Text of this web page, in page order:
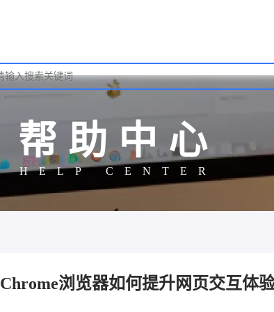
帮助中心
HELP CENTER
Chrome浏览器如何提升网页交互体